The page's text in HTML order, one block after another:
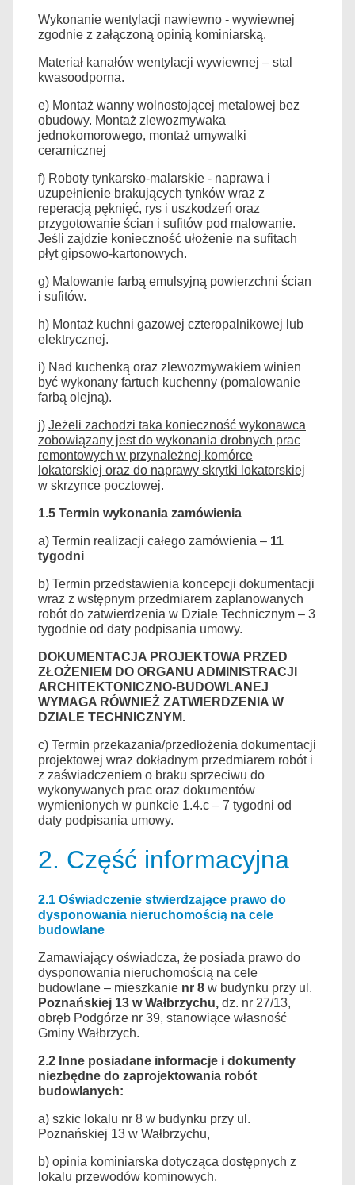
Wykonanie wentylacji nawiewno - wywiewnej
zgodnie z załączoną opinią kominiarską.
Materiał kanałów wentylacji wywiewnej – stal
kwasoodporna.
e) Montaż wanny wolnostojącej metalowej bez
obudowy. Montaż zlewozmywaka
jednokomorowego, montaż umywalki
ceramicznej
f) Roboty tynkarsko-malarskie - naprawa i
uzupełnienie brakujących tynków wraz z
reperacją pęknięć, rys i uszkodzeń oraz
przygotowanie ścian i sufitów pod malowanie.
Jeśli zajdzie konieczność ułożenie na sufitach
płyt gipsowo-kartonowych.
g) Malowanie farbą emulsyjną powierzchni ścian
i sufitów.
h) Montaż kuchni gazowej czteropalnikowej lub
elektrycznej.
i) Nad kuchenką oraz zlewozmywakiem winien
być wykonany fartuch kuchenny (pomalowanie
farbą olejną).
j) Jeżeli zachodzi taka konieczność wykonawca
zobowiązany jest do wykonania drobnych prac
remontowych w przynależnej komórce
lokatorskiej oraz do naprawy skrytki lokatorskiej
w skrzynce pocztowej.
1.5 Termin wykonania zamówienia
a) Termin realizacji całego zamówienia – 11
tygodni
b) Termin przedstawienia koncepcji dokumentacji
wraz z wstępnym przedmiarem zaplanowanych
robót do zatwierdzenia w Dziale Technicznym – 3
tygodnie od daty podpisania umowy.
DOKUMENTACJA PROJEKTOWA PRZED
ZŁOŻENIEM DO ORGANU ADMINISTRACJI
ARCHITEKTONICZNO-BUDOWLANEJ
WYMAGA RÓWNIEŻ ZATWIERDZENIA W
DZIALE TECHNICZNYM.
c) Termin przekazania/przedłożenia dokumentacji
projektowej wraz dokładnym przedmiarem robót i
z zaświadczeniem o braku sprzeciwu do
wykonywanych prac oraz dokumentów
wymienionych w punkcie 1.4.c – 7 tygodni od
daty podpisania umowy.
2. Część informacyjna
2.1 Oświadczenie stwierdzające prawo do
dysponowania nieruchomością na cele
budowlane
Zamawiający oświadcza, że posiada prawo do
dysponowania nieruchomością na cele
budowlane – mieszkanie nr 8 w budynku przy ul.
Poznańskiej 13 w Wałbrzychu, dz. nr 27/13,
obręb Podgórze nr 39, stanowiące własność
Gminy Wałbrzych.
2.2 Inne posiadane informacje i dokumenty
niezbędne do zaprojektowania robót
budowlanych:
a) szkic lokalu nr 8 w budynku przy ul.
Poznańskiej 13 w Wałbrzychu,
b) opinia kominiarska dotycząca dostępnych z
lokalu przewodów kominowych.